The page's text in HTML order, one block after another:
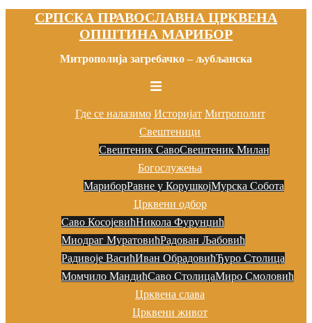
СРПСКА ПРАВОСЛАВНА ЦРКВЕНА
ОПШТИНА МАРИБОР
Митрополија загребачко – љубљанска
Toggle
Где се налазимо Историјат Митрополит
Свештеници
Свештеник СавоСвештеник Милан
Богослужења
МариборРавне у КорушкојМурска Собота
Црквени одбор
Саво КосојевићНикола Фурунџић
Миодраг МуратовићРадован Љaбовић
Радивоје ВасићИван ОбрадовићЂуро Столица
Момчило МандићСаво СтолицаМиро Смоловић
Црквена слава
Црквени живот